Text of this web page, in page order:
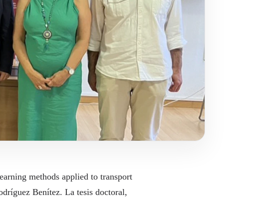
methods applied to transport
Benítez. La tesis doctoral,